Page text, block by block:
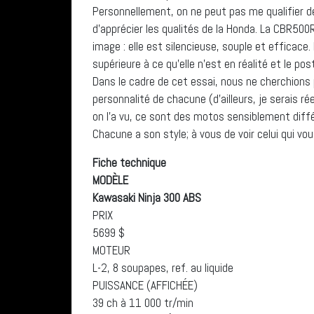
Personnellement, on ne peut pas me qualifier
d’apprécier les qualités de la Honda. La
image : elle est silencieuse, souple et
supérieure à ce qu’elle n’est en réalité et le
Dans le cadre de cet essai, nous ne
personnalité de chacune (d’ailleurs, je serais
on l’a vu, ce sont des motos sensiblement
Chacune a son style; à vous de voir celui qui
Fiche technique
MODÈLE
Kawasaki Ninja 300 ABS
PRIX
5699 $
MOTEUR
L-2, 8 soupapes, ref. au liquide
PUISSANCE (AFFICHÉE)
39 ch à 11 000 tr/min